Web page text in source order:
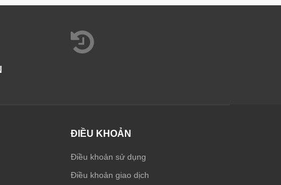
ĐIỀU KHOẢN
Điều khoản sử dụng
Điều khoản giao dịch